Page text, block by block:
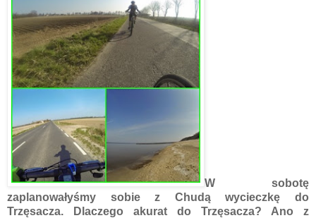
W sobotę
zaplanowałyśmy sobie z Chudą wycieczkę do
Trzęsacza. Dlaczego akurat do Trzęsacza? Ano z